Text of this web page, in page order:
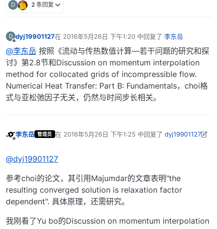
D 2 条回复
D
离线
dyj19901127在 2016年5月26日 下午1:20 中回复了 李东岳
最后由 编辑
@李东岳 按照《流动与传热数值计算—若干问题的研究和探
讨》第2.8节和Discussion on momentum interpolation
method for collocated grids of incompressible flow.
Numerical Heat Transfer: Part B: Fundamentals，choi格
式与亚松弛因子无关，仍然与时间步长相关。
李东岳 管理员 在 2016年5月26日 下午1:25 中回复了 dyj19901127
最后由 李东岳 编辑 2016年5月26日 下午9:31
@dyj19901127
参考choi的论文，其引用Majumdar的文章表明"the
resulting converged solution is relaxation factor
dependent". 具体原理，还需研究。
我刚看了Yu bo的Discussion on momentum interpolation